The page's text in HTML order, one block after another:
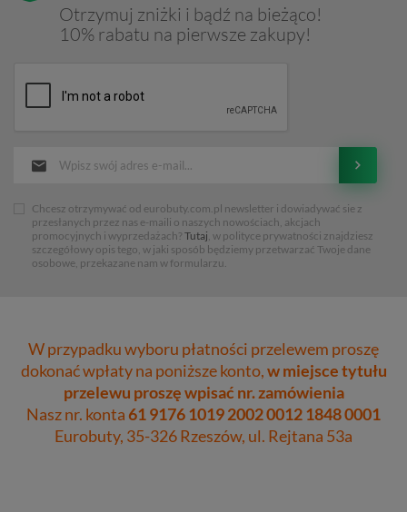
Otrzymuj zniżki i bądź na bieżąco!
10% rabatu na pierwsze zakupy!
Chcesz otrzymywać od eurobuty.com.pl newsletter i dowiadywać sie z
przesłanych przez nas e-maili o naszych nowościach, akcjach
promocyjnych i wyprzedażach? Tutaj, w polityce prywatności znajdziesz
szczegółowy opis tego, w jaki sposób będziemy przetwarzać Twoje dane
osobowe, przekazane nam w formularzu.
W przypadku wyboru płatności przelewem proszę
dokonać wpłaty na poniższe konto,w miejsce tytułu
przelewu proszę wpisać nr. zamówienia
Nasz nr. konta61 9176 1019 2002 0012 1848 0001
Eurobuty, 35-326 Rzeszów, ul. Rejtana 53a